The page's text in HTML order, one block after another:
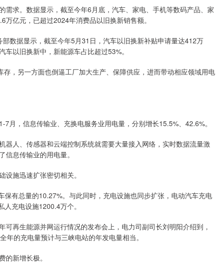
求。数据显示，截至今年6月底，汽车、家电、手机等数码产品、家
亿元，已超过2024年消费品以旧换新销售额。
数据显示，截至今年5月31日，汽车以旧换新补贴申请量达412万
以旧换新中，新能源车占比超过53%。
，另一方面也倒逼工厂加大生产、保障供应，进而带动相应领域用电
月，信息传输业、充换电服务业用电量，分别增长15.5%、42.6%。
人、传感器和云端控制系统就需要大量接入网络，实时数据流量激
息传输业的用电量。
施迅速扩张密切相关。
有总量的10.27%。与此同时，充电设施也同步扩张，电动汽车充电
充电设施1200.4万个。
再生能源并网运行情况的发布会上，电力司副司长刘明阳介绍到，
的充电量预计与三峡电站的年发电量相当。
新增长极。